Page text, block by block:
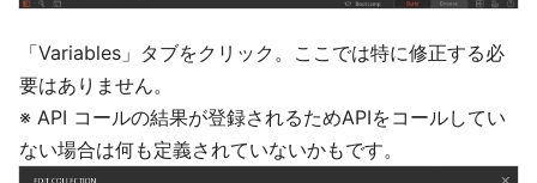
「Variables」タブをクリック。ここでは特に修正する必
要はありません。
※ API コールの結果が登録されるためAPIをコールしてい
ない場合は何も定義されていないかもです。